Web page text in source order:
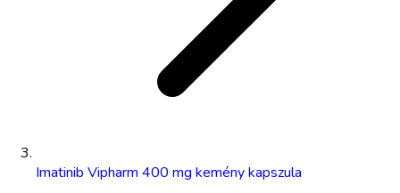
Imatinib Vipharm 400 mg kemény kapszula